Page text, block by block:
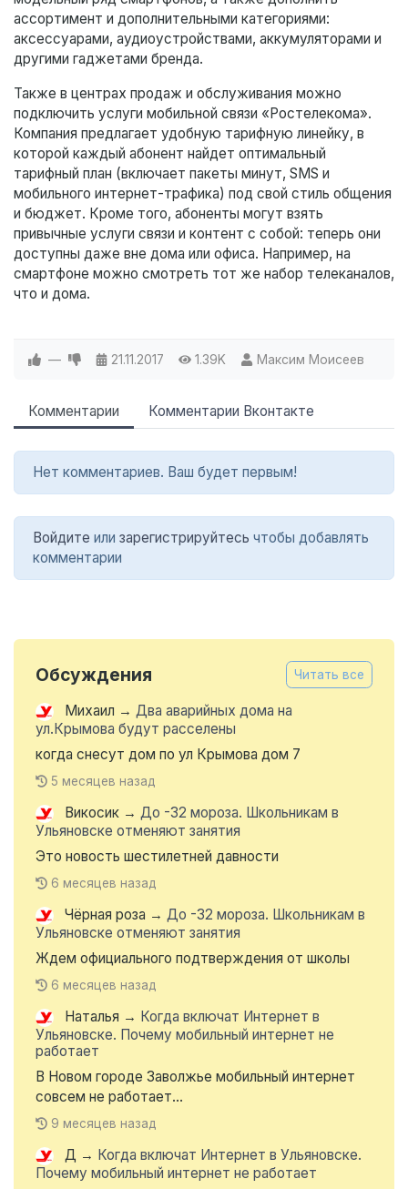
ассортимент и дополнительными категориями:
аксессуарами, аудиоустройствами, аккумуляторами и
другими гаджетами бренда.
Также в центрах продаж и обслуживания можно
подключить услуги мобильной связи «Ростелекома».
Компания предлагает удобную тарифную линейку, в
которой каждый абонент найдет оптимальный
тарифный план (включает пакеты минут, SMS и
мобильного интернет-трафика) под свой стиль общения
и бюджет. Кроме того, абоненты могут взять
привычные услуги связи и контент с собой: теперь они
доступны даже вне дома или офиса. Например, на
смартфоне можно смотреть тот же набор телеканалов,
что и дома.
— 21.11.2017 1.39K Максим Моисеев
Комментарии Комментарии Вконтакте
Нет комментариев. Ваш будет первым!
Войдите или зарегистрируйтесь чтобы добавлять
комментарии
Обсуждения Читать все
Михаил → Два аварийных дома на
ул.Крымова будут расселены
когда снесут дом по ул Крымова дом 7
5 месяцев назад
Викосик → До -32 мороза. Школьникам в
Ульяновске отменяют занятия
Это новость шестилетней давности
6 месяцев назад
Чёрная роза → До -32 мороза. Школьникам в
Ульяновске отменяют занятия
Ждем официального подтверждения от школы
6 месяцев назад
Наталья → Когда включат Интернет в
Ульяновске. Почему мобильный интернет не
работает
В Новом городе Заволжье мобильный интернет
совсем не работает...
9 месяцев назад
Д → Когда включат Интернет в Ульяновске.
Почему мобильный интернет не работает